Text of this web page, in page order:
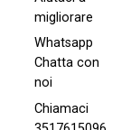
migliorare
Whatsapp
Chatta con
noi
Chiamaci